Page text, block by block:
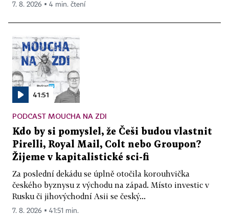
7. 8. 2026 ▪ 4 min. čtení
41:51
PODCAST MOUCHA NA ZDI
Kdo by si pomyslel, že Češi budou vlastnit
Pirelli, Royal Mail, Colt nebo Groupon?
Žijeme v kapitalistické sci-fi
Za poslední dekádu se úplně otočila korouhvička
českého byznysu z východu na západ. Místo investic v
Rusku či jihovýchodní Asii se český...
7. 8. 2026 ▪ 41:51 min.